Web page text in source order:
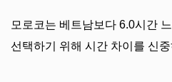
모로코는 베트남보다 6.0시간
선택하기 위해 시간 차이를 신